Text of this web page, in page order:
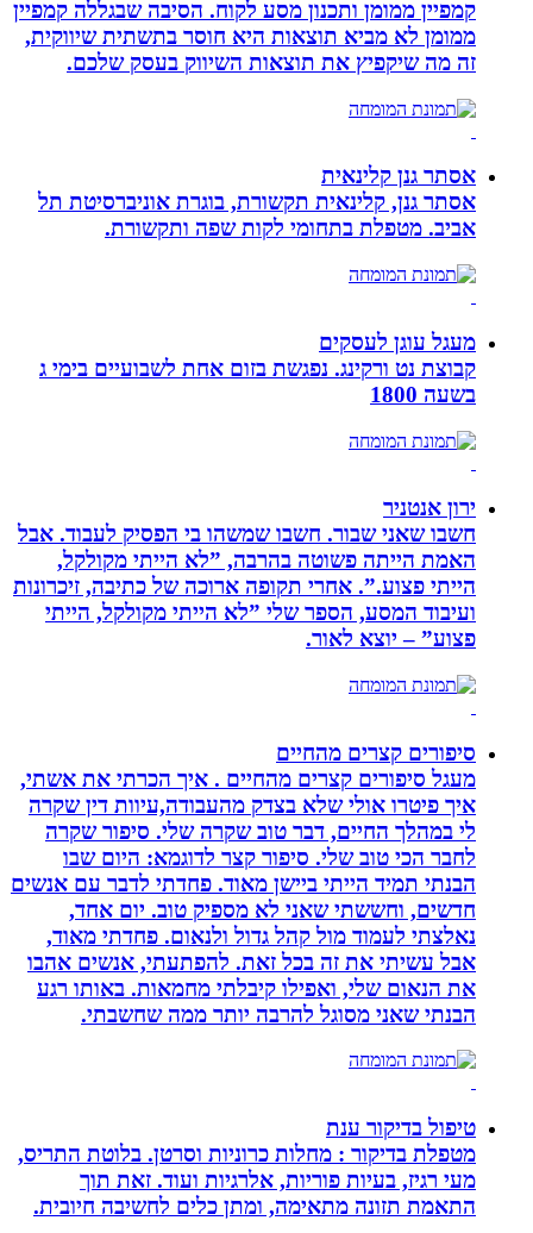
קמפיין ממומן ותכנון מסע לקוח. הסיבה שבגללה קמפיין
ממומן לא מביא תוצאות היא חוסר בתשתית שיווקית,
זה מה שיקפיץ את תוצאות השיווק בעסק שלכם.
אסתר גנן קלינאית
אסתר גנן, קלינאית תקשורת, בוגרת אוניברסיטת תל
אביב. מטפלת בתחומי לקות שפה ותקשורת.
מעגל עוגן לעסקים
קבוצת נט ורקינג. נפגשת בזום אחת לשבועיים בימי ג
בשעה 1800
ירון אנטניר
חשבו שאני שבור. חשבו שמשהו בי הפסיק לעבוד. אבל
האמת הייתה פשוטה בהרבה, ”לא הייתי מקולקל,
הייתי פצוע.”. אחרי תקופה ארוכה של כתיבה, זיכרונות
ועיבוד המסע, הספר שלי ”לא הייתי מקולקל, הייתי
פצוע” – יוצא לאור.
סיפורים קצרים מהחיים
מעגל סיפורים קצרים מהחיים . איך הכרתי את אשתי,
איך פיטרו אולי שלא בצדק מהעבודה,עיוות דין שקרה
לי במהלך החיים, דבר טוב שקרה שלי. סיפור שקרה
לחבר הכי טוב שלי. סיפור קצר לדוגמא: היום שבו
הבנתי תמיד הייתי ביישן מאוד. פחדתי לדבר עם אנשים
חדשים, וחששתי שאני לא מספיק טוב. יום אחד,
נאלצתי לעמוד מול קהל גדול ולנאום. פחדתי מאוד,
אבל עשיתי את זה בכל זאת. להפתעתי, אנשים אהבו
את הנאום שלי, ואפילו קיבלתי מחמאות. באותו רגע
הבנתי שאני מסוגל להרבה יותר ממה שחשבתי.
טיפול בדיקור ענת
מטפלת בדיקור : מחלות כרוניות וסרטן. בלוטת התריס,
מעי רגיז, בעיות פוריות, אלרגיות ועוד. זאת תוך
התאמת תזונה מתאימה, ומתן כלים לחשיבה חיובית.